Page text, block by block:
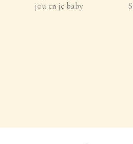
jou en je baby